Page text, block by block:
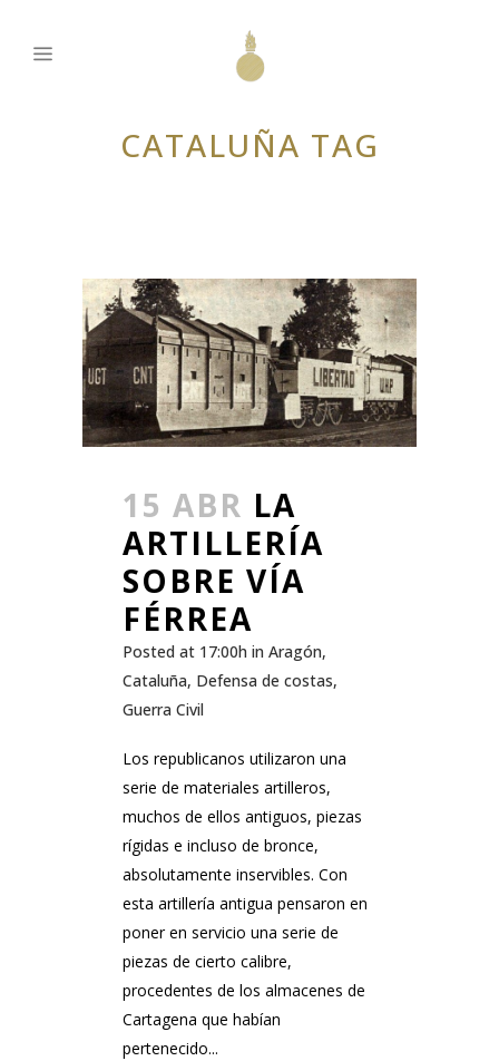
CATALUÑA TAG
15 ABR LA
ARTILLERÍA
SOBRE VÍA
FÉRREA
Posted at 17:00h in Aragón,
Cataluña, Defensa de costas,
Guerra Civil
Los republicanos utilizaron una
serie de materiales artilleros,
muchos de ellos antiguos, piezas
rígidas e incluso de bronce,
absolutamente inservibles. Con
esta artillería antigua pensaron en
poner en servicio una serie de
piezas de cierto calibre,
procedentes de los almacenes de
Cartagena que habían
pertenecido...